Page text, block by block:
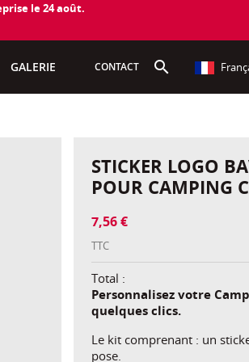
le 24 août.
GALERIE CONTACT search
STICKER LOGO
POUR CAMPING
7,56 €
TTC
Total :
Personnalisez votre
quelques clics.
Le kit comprenant : un
pose.